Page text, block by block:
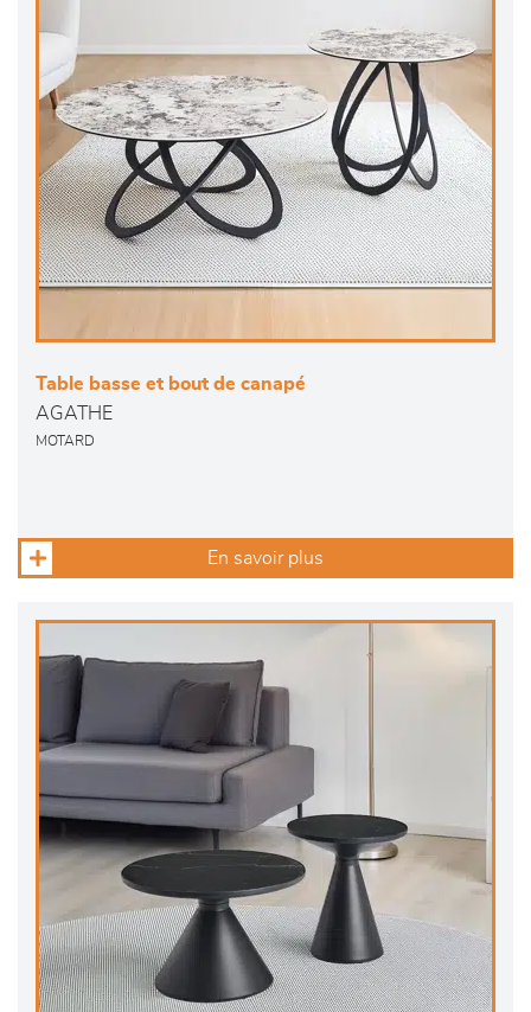
Table basse et bout de canapé
AGATHE
MOTARD
En savoir plus